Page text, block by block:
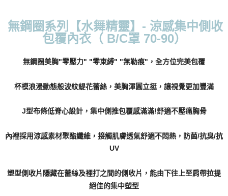
付款後7-11取貨
每筆NT$70，滿NT$799(含以上)免運費
每筆NT$70，滿NT$799(含以上)免運費
離島宅配
貨到付款
無鋼圈系列【水舞精靈】- 涼感集中側收
包覆內衣（ B/C罩 70-90）
無鋼圈美胸"零壓力" "零束縛" "無勒痕"，全方位完美包覆
杯模浪漫動態般波紋緹花蕾絲，美胸渾圓立挺，讓視覺更加豐滿
J型布條低脊心設計，集中側推包覆感滿滿!舒適不壓痛胸骨
內裡採用涼感素材聚酯纖維，接觸肌膚透氣舒適不悶熱，防菌/抗臭/抗
UV
塑型側收片隱藏在蕾絲及裡打之間的側收片，能由下往上至肩帶拉提
絕佳的集中塑型